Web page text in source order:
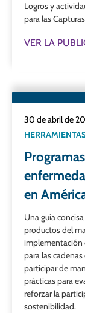
Logros y
para las
VER LA
30 de abril de
en
Una guía
productos del
implementación
para las
participar de
prácticas para
reforzar la
sostenibilidad.